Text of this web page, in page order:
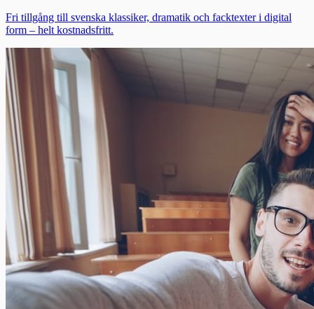
Fri tillgång till svenska klassiker, dramatik och facktexter i digital
form – helt kostnadsfritt.